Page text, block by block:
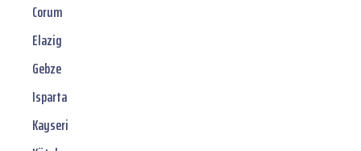
Corum
Elazig
Gebze
Isparta
Kayseri